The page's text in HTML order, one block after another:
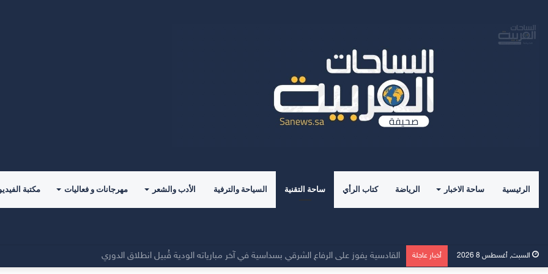
الرئيسية ساحة الاخبار الرياضة كتاب الرأي ساحة التقنية السياحة والترفية الأدب والشعر مهرجانات و فعاليات مكتبة
السبت, أغسطس 8 2026 أخبار عاجلة الهلال يفتتح مركز الماجدية الرياضي.. مقرًا جديدًا للفريق الأول